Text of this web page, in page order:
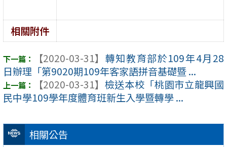
相關公告
相關附件
【2020-03-31】 轉知教育部於109年4月28
日辦理「第9020期109年客家語拼音基礎暨 ...
【2020-03-31】 檢送本校「桃園市立龍興國
民中學109學年度體育班新生入學暨轉學 ...